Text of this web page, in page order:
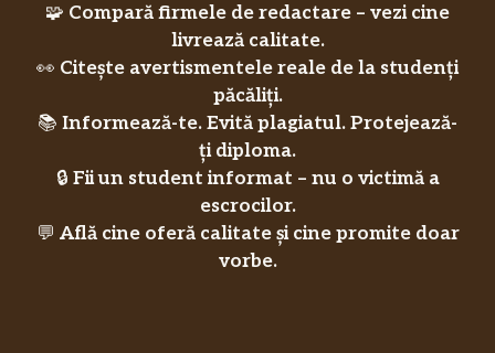
🧩 Compară firmele de redactare – vezi cine
livrează calitate.
👀 Citește avertismentele reale de la studenți
păcăliți.
📚 Informează-te. Evită plagiatul. Protejează-
ți diploma.
🔒 Fii un student informat – nu o victimă a
escrocilor.
💬 Află cine oferă calitate și cine promite doar
vorbe.